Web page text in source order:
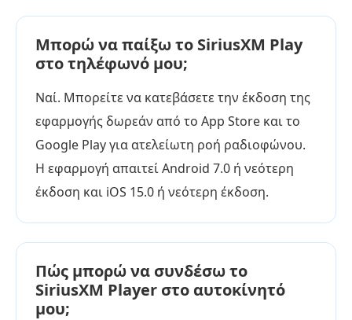
Μπορώ να παίξω το SiriusXM Play
στο τηλέφωνό μου;
Ναί. Μπορείτε να κατεβάσετε την έκδοση της
εφαρμογής δωρεάν από το App Store και το
Google Play για ατελείωτη ροή ραδιοφώνου.
Η εφαρμογή απαιτεί Android 7.0 ή νεότερη
έκδοση και iOS 15.0 ή νεότερη έκδοση.
Πώς μπορώ να συνδέσω το
SiriusXM Player στο αυτοκίνητό
μου;